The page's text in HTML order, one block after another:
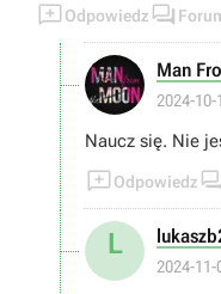
Odpowiedz 
Man
2024-
Naucz się. Nie
Odpowiedz
L
2024-